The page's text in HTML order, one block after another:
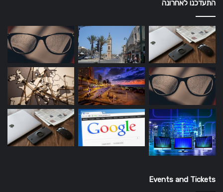
התעדכנו לאחרונה
Events and Tickets